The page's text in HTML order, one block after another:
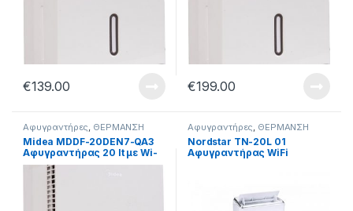
€139.00 €199.00
Αφυγραντήρες, ΘΕΡΜΑΝΣΗ
Midea MDDF-20DEN7-QA3
Αφυγραντήρας 20 lt με Wi-
Fi
Αφυγραντήρες, ΘΕΡΜΑΝΣΗ
Nordstar TN-20L 01
Αφυγραντήρας WiFi